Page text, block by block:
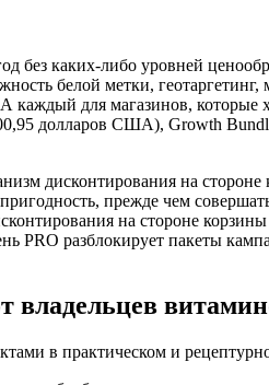
без каких-либо уровней
белой метки,
для магазинов, которые
долларов США), Growth
дисконтирования на
прежде чем
на стороне
PRO разблокирует пакеты
владельцев
в практическом и